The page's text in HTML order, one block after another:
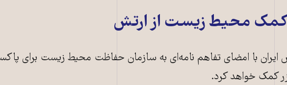
محیط زیست از ارتش
ایران با امضای تفاهم نامه‌ای به سازمان حفاظت محیط زیست برای
کمک خواهد کرد.